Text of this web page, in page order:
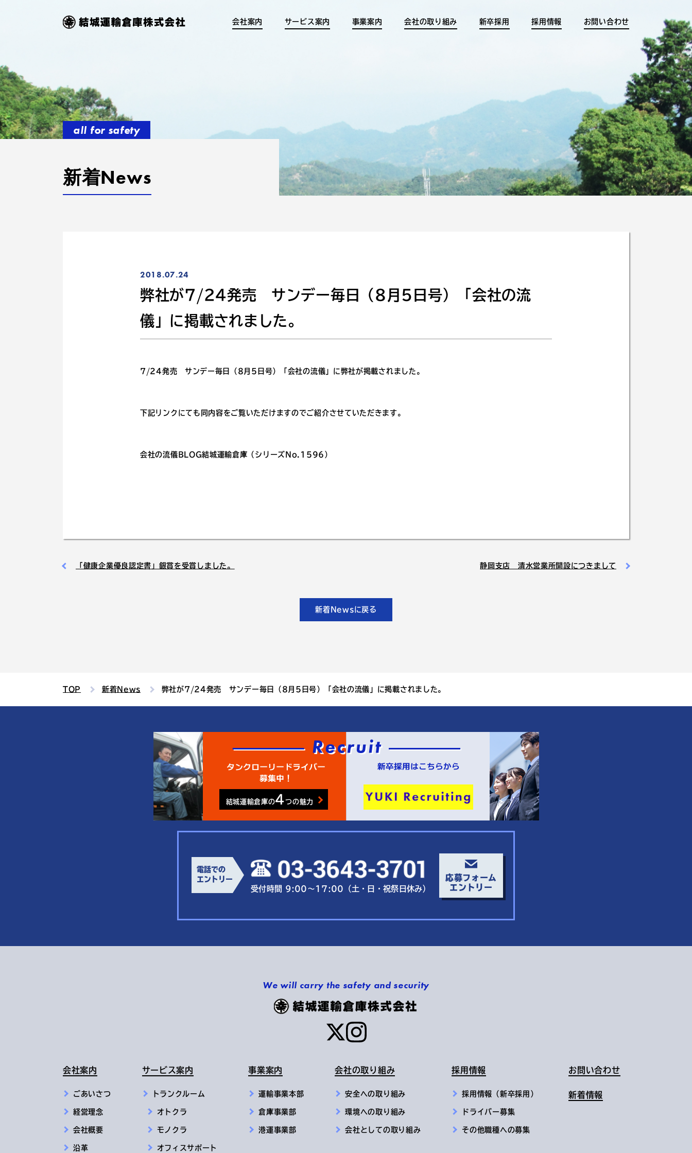
会社案内 サービス案内 事業案内 会社の取り組み 新卒採用 採用情報 お問い合わせ
all for safety
新着News
2018.07.24
弊社が7/24発売 サンデー毎日（8月5日号）「会社の流
儀」に掲載されました。
7/24発売 サンデー毎日（8月5日号）「会社の流儀」に弊社が掲載されました。
下記リンクにても同内容をご覧いただけますのでご紹介させていただきます。
会社の流儀BLOG結城運輸倉庫（シリーズNo.1596）
「健康企業優良認定書」銀賞を受賞しました。 静岡支店 清水営業所開設につきまして
新着Newsに戻る
TOP 新着News 弊社が7/24発売 サンデー毎日（8月5日号）「会社の流儀」に掲載されました。
結城運輸倉庫の4つの魅力
電話での
エントリー
受付時間 9:00～17:00（土・日・祝祭日休み）
応募フォーム
エントリー
We will carry the safety and security
会社案内
ごあいさつ
経営理念
会社概要
沿革
サービス案内
トランクルーム
オトクラ
モノクラ
オフィスサポート
事業案内
運輸事業本部
倉庫事業部
港運事業部
会社の取り組み
安全への取り組み
環境への取り組み
会社としての取り組み
採用情報
採用情報（新卒採用）
ドライバー募集
その他職種への募集
お問い合わせ
新着情報